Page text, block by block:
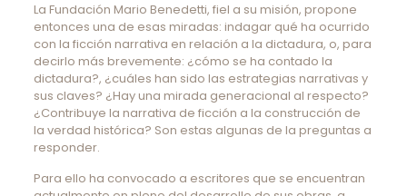
La Fundación Mario Benedetti, fiel a su misión, propone
entonces una de esas miradas: indagar qué ha ocurrido
con la ficción narrativa en relación a la dictadura, o, para
decirlo más brevemente: ¿cómo se ha contado la
dictadura?, ¿cuáles han sido las estrategias narrativas y
sus claves? ¿Hay una mirada generacional al respecto?
¿Contribuye la narrativa de ficción a la construcción de
la verdad histórica? Son estas algunas de la preguntas a
responder.
Para ello ha convocado a escritores que se encuentran